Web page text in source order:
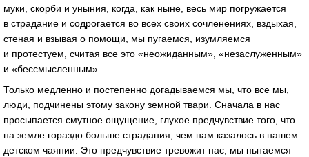
муки, скорби и уныния, когда, как ныне, весь мир погружается
в страдание и содрогается во всех своих сочленениях, вздыхая,
стеная и взывая о помощи, мы пугаемся, изумляемся
и протестуем, считая все это «неожиданным», «незаслуженным»
и «бессмысленным»…
Только медленно и постепенно догадываемся мы, что все мы,
люди, подчинены этому закону земной твари. Сначала в нас
просыпается смутное ощущение, глухое предчувствие того, что
на земле гораздо больше страдания, чем нам казалось в нашем
детском чаянии. Это предчувствие тревожит нас; мы пытаемся